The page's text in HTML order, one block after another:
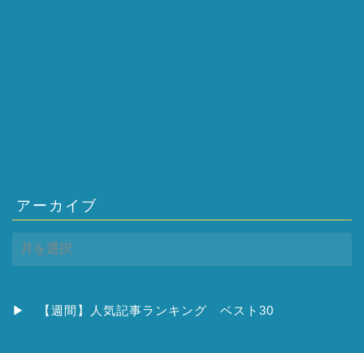
アーカイブ
ア
ー
ブ
▶ 【週間】人気記事ランキング ベスト30